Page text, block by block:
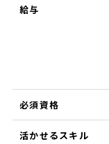
給与
必須資格
活かせるスキル